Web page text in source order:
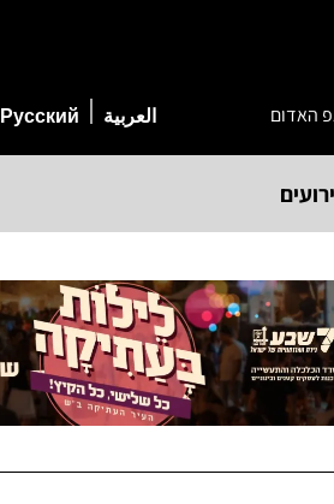
האדום العربية Русский